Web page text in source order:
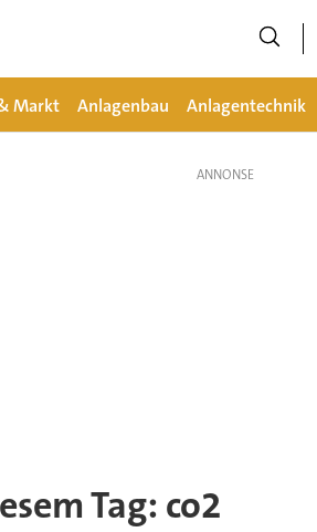
Markt Anlagenbau Anlagentechnik
Tag: co2